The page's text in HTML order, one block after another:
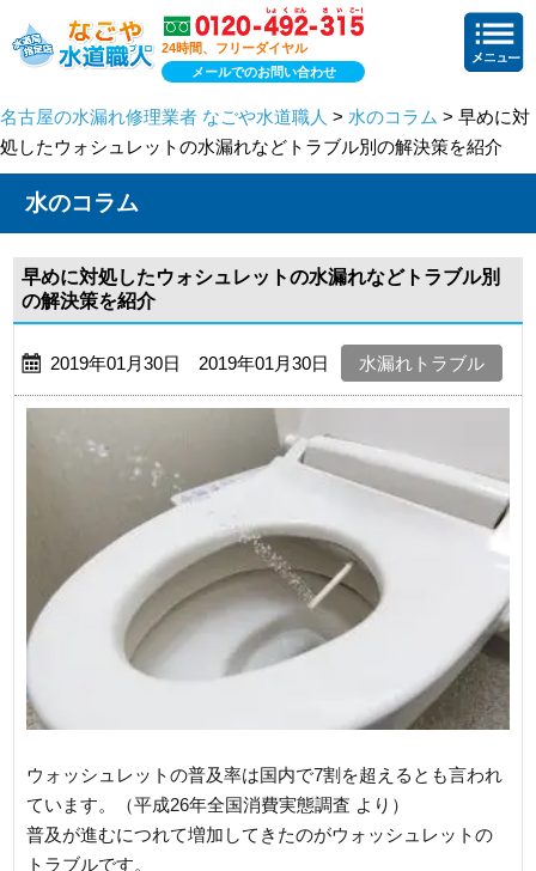
24時間、フリーダイヤル
メールでのお問い合わせ
名古屋の水漏れ修理業者 なごや水道職人 > 水のコラム > 早めに対
処したウォシュレットの水漏れなどトラブル別の解決策を紹介
水のコラム
早めに対処したウォシュレットの水漏れなどトラブル別
の解決策を紹介
2019年01月30日 2019年01月30日 水漏れトラブル
ウォッシュレットの普及率は国内で7割を超えるとも言われ
ています。（平成26年全国消費実態調査 より）
普及が進むにつれて増加してきたのがウォッシュレットの
トラブルです。